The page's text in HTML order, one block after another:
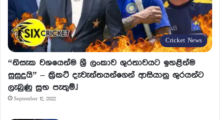
Cricket News
“නිසැක වශයෙන්ම ශ්‍රී ලංකාව ශුරතාවයට ඉහළින්ම
සුසුදුයි” – ක්‍රිකට් දැවැන්තයන්ගෙන් ආසියානු ශුරයන්ට
ලැබුණු සුභ පැතුම්.!
September 12, 2022